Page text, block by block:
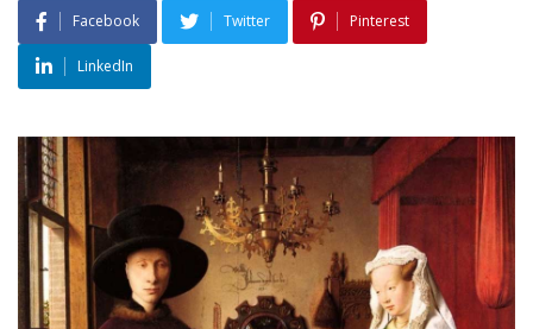
Facebook Twitter Pinterest
LinkedIn